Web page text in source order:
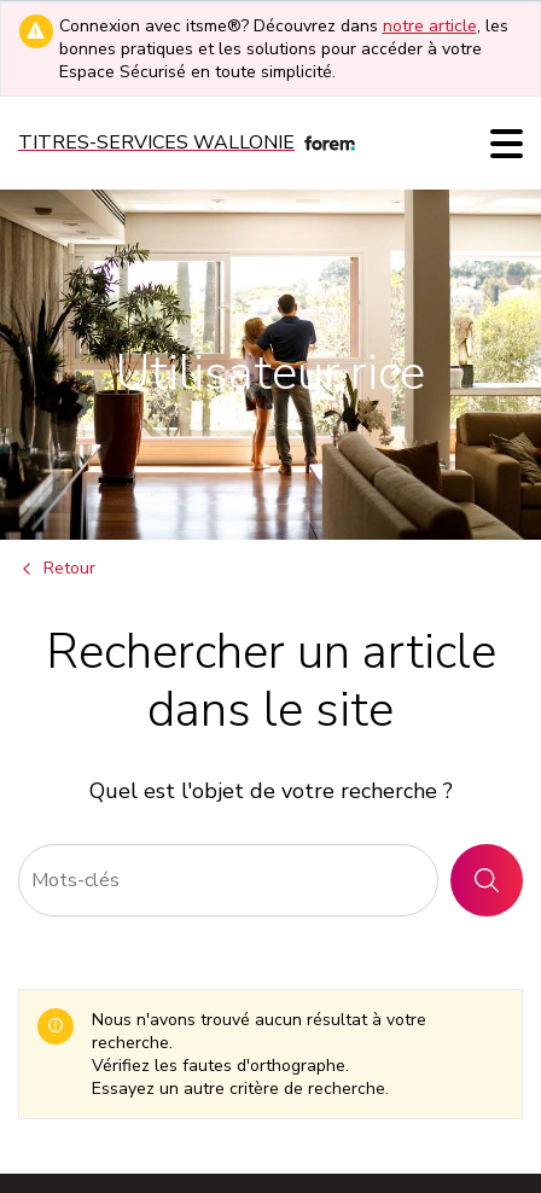
Connexion avec itsme®? Découvrez dans notre article, les
bonnes pratiques et les solutions pour accéder à votre
Espace Sécurisé en toute simplicité.
TITRES-SERVICES WALLONIE
Utilisateur·rice
Retour
Rechercher un article
dans le site
Quel est l'objet de votre recherche ?
Nous n'avons trouvé aucun résultat à votre
recherche.
Vérifiez les fautes d'orthographe.
Essayez un autre critère de recherche.